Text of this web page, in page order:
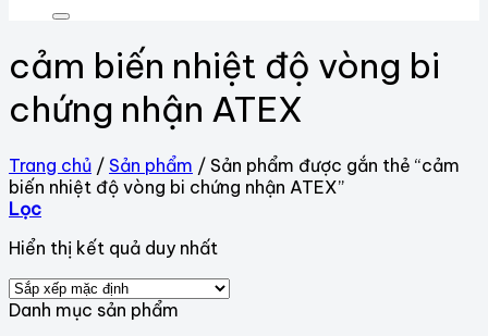
cảm biến nhiệt độ vòng bi
chứng nhận ATEX
Trang chủ / Sản phẩm / Sản phẩm được gắn thẻ “cảm
biến nhiệt độ vòng bi chứng nhận ATEX”
Lọc
Hiển thị kết quả duy nhất
Danh mục sản phẩm